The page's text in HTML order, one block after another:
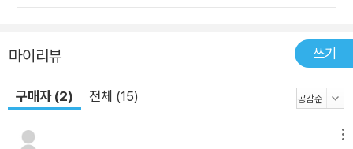
다 심오한 행복, 진짜 행복을 찾기 위해서. 내가 세상에서 가장 행
복한 곳을 찾아 돈키호테 같은 여행길에 나선 뒤로 많은 것이 바
뀌었다. 하지만 또한 전혀 바뀌지 않았다. 설명을 하자면 이렇다.
아이슬란드는 엄청난 경제적 붕괴를 겪었는데도 여전히 세계에
서 가장 행복한 곳 중 하나다. 태국은 쿠데타를 비롯한 여러 정치
마이리뷰 쓰기
구매자 (2) 전체 (15)